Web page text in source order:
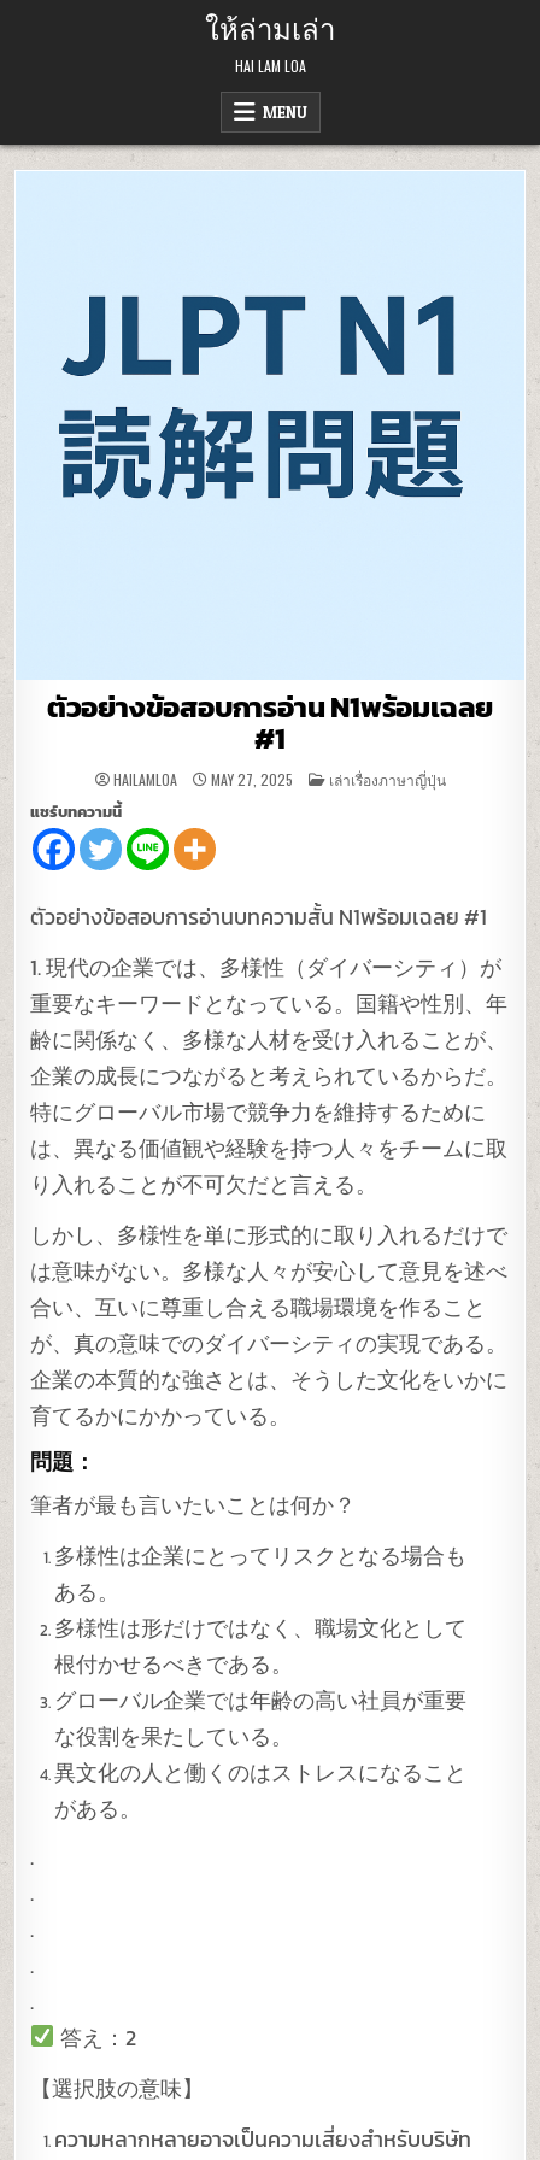
ให้ล่ามเล่า
HAI LAM LOA
MENU
ตัวอย่างข้อสอบการอ่าน N1พร้อมเฉลย
#1
HAILAMLOA MAY 27, 2025 POSTED
IN
เล่าเรื่องภาษาญี่ปุ่น
แชร์บทความนี้
ตัวอย่างข้อสอบการอ่านบทความสั้น N1พร้อมเฉลย #1
1. 現代の企業では、多様性（ダイバーシティ）が
重要なキーワードとなっている。国籍や性別、年
齢に関係なく、多様な人材を受け入れることが、
企業の成長につながると考えられているからだ。
特にグローバル市場で競争力を維持するために
は、異なる価値観や経験を持つ人々をチームに取
り入れることが不可欠だと言える。
しかし、多様性を単に形式的に取り入れるだけで
は意味がない。多様な人々が安心して意見を述べ
合い、互いに尊重し合える職場環境を作ること
が、真の意味でのダイバーシティの実現である。
企業の本質的な強さとは、そうした文化をいかに
育てるかにかかっている。
問題：
筆者が最も言いたいことは何か？
多様性は企業にとってリスクとなる場合も
ある。
多様性は形だけではなく、職場文化として
根付かせるべきである。
グローバル企業では年齢の高い社員が重要
な役割を果たしている。
異文化の人と働くのはストレスになること
がある。
.
.
.
.
.
答え：2
【選択肢の意味】
ความหลากหลายอาจเป็นความเสี่ยงสำหรับบริษัท